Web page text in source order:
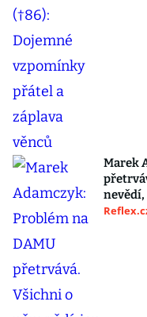
Marek
nevědí,